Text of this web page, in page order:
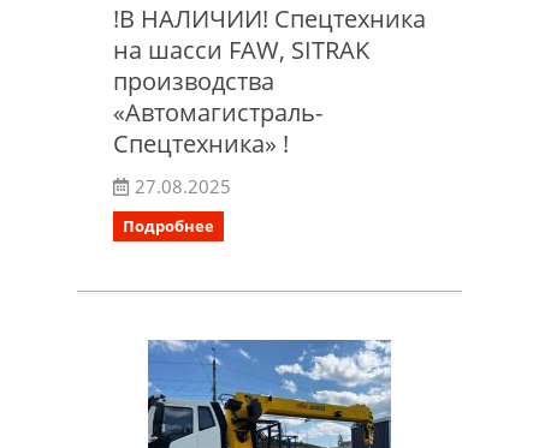
!В НАЛИЧИИ! Спецтехника
на шасси FAW, SITRAK
производства
«Автомагистраль-
Спецтехника» !
27.08.2025
Подробнее